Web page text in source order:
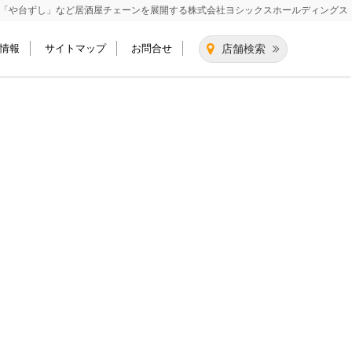
「や台ずし」など居酒屋チェーンを展開する株式会社ヨシックスホールディングス
店舗検索
報 サイトマップ お問合せ